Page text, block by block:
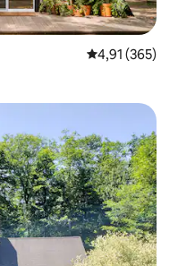
Évaluation
4,91 (365)